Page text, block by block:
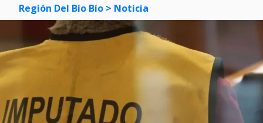
Región Del Bío Bío > Noticia